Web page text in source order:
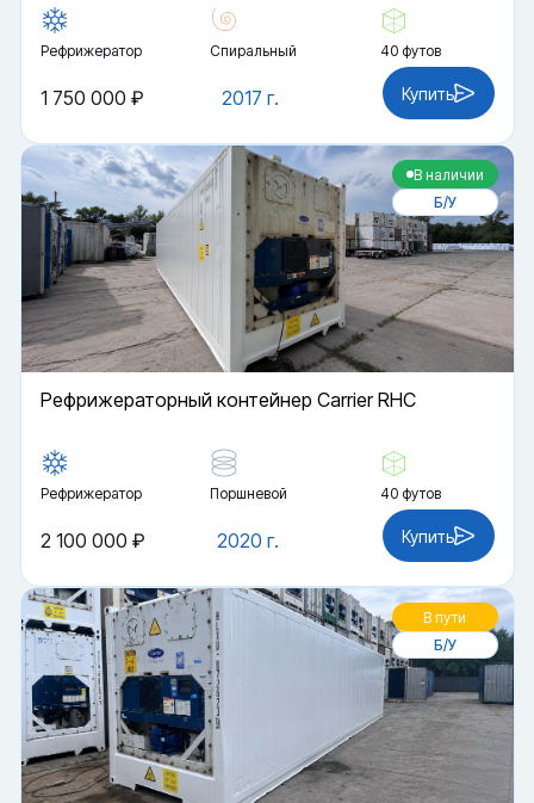
Рефрижератор Спиральный 40 футов
2017 г.
1 750 000 ₽ Купить
В наличии
Б/У
Рефрижераторный контейнер Carrier RHC
Рефрижератор Поршневой 40 футов
2020 г.
2 100 000 ₽ Купить
В пути
Б/У